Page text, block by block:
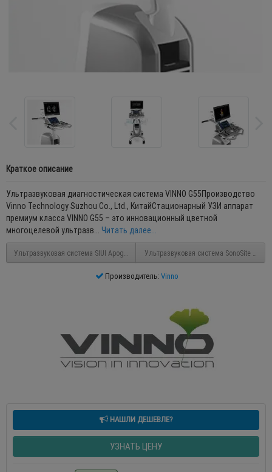
Краткое описание
Ультразвуковая диагностическая система VINNO G55Производство
Vinno Technology Suzhou Co., Ltd., КитайСтационарный УЗИ аппарат
премиум класса VINNO G55 – это инновационный цветной
многоцелевой ультразв... Читать далее...
Ультразвуковая система SIUI Apogee 5800Ультразвуковая система SonoSite Edge
Производитель: Vinno
НАШЛИ ДЕШЕВЛЕ?
УЗНАТЬ ЦЕНУ